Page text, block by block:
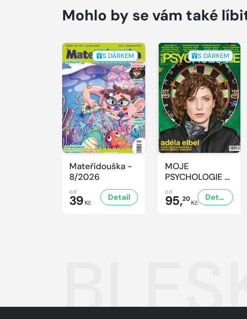
Mohlo by se vám také
S DÁRKEM
Mateřídouška -
8/2026
od
39 Kč
Detail
S DÁRKEM
MOJE
PSYCHOLOGIE -
8/2026
od
95,20Kč
Detail